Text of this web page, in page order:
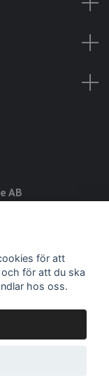
AB
för att
för att du ska
hos oss.